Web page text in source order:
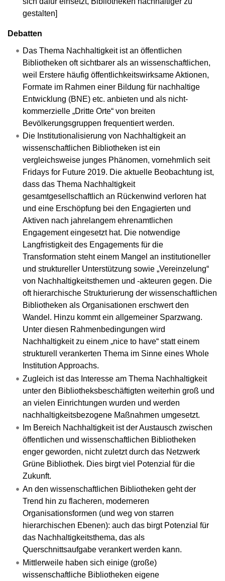
gestalten]
Debatten
Das Thema Nachhaltigkeit ist an öffentlichen
Bibliotheken oft sichtbarer als an wissenschaftlichen,
weil Erstere häufig öffentlichkeitswirksame Aktionen,
Formate im Rahmen einer Bildung für nachhaltige
Entwicklung (BNE) etc. anbieten und als nicht-
kommerzielle „Dritte Orte“ von breiten
Bevölkerungsgruppen frequentiert werden.
Die Institutionalisierung von Nachhaltigkeit an
wissenschaftlichen Bibliotheken ist ein
vergleichsweise junges Phänomen, vornehmlich seit
Fridays for Future 2019. Die aktuelle Beobachtung ist,
dass das Thema Nachhaltigkeit
gesamtgesellschaftlich an Rückenwind verloren hat
und eine Erschöpfung bei den Engagierten und
Aktiven nach jahrelangem ehrenamtlichen
Engagement eingesetzt hat. Die notwendige
Langfristigkeit des Engagements für die
Transformation steht einem Mangel an institutioneller
und struktureller Unterstützung sowie „Vereinzelung“
von Nachhaltigkeitsthemen und -akteuren gegen. Die
oft hierarchische Strukturierung der wissenschaftlichen
Bibliotheken als Organisationen erschwert den
Wandel. Hinzu kommt ein allgemeiner Sparzwang.
Unter diesen Rahmenbedingungen wird
Nachhaltigkeit zu einem „nice to have“ statt einem
strukturell verankerten Thema im Sinne eines Whole
Institution Approachs.
Zugleich ist das Interesse am Thema Nachhaltigkeit
unter den Bibliotheksbeschäftigten weiterhin groß und
an vielen Einrichtungen wurden und werden
nachhaltigkeitsbezogene Maßnahmen umgesetzt.
Im Bereich Nachhaltigkeit ist der Austausch zwischen
öffentlichen und wissenschaftlichen Bibliotheken
enger geworden, nicht zuletzt durch das Netzwerk
Grüne Bibliothek. Dies birgt viel Potenzial für die
Zukunft.
An den wissenschaftlichen Bibliotheken geht der
Trend hin zu flacheren, moderneren
Organisationsformen (und weg von starren
hierarchischen Ebenen): auch das birgt Potenzial für
das Nachhaltigkeitsthema, das als
Querschnittsaufgabe verankert werden kann.
Mittlerweile haben sich einige (große)
wissenschaftliche Bibliotheken eigene